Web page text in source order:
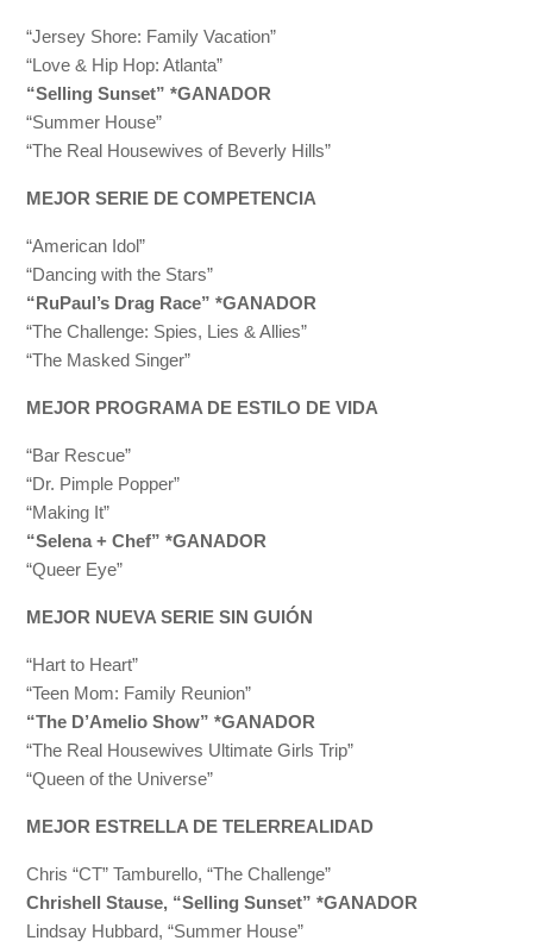
“Jersey Shore: Family Vacation”
“Love & Hip Hop: Atlanta”
“Selling Sunset” *GANADOR
“Summer House”
“The Real Housewives of Beverly Hills”
MEJOR SERIE DE COMPETENCIA
“American Idol”
“Dancing with the Stars”
“RuPaul’s Drag Race” *GANADOR
“The Challenge: Spies, Lies & Allies”
“The Masked Singer”
MEJOR PROGRAMA DE ESTILO DE VIDA
“Bar Rescue”
“Dr. Pimple Popper”
“Making It”
“Selena + Chef” *GANADOR
“Queer Eye”
MEJOR NUEVA SERIE SIN GUIÓN
“Hart to Heart”
“Teen Mom: Family Reunion”
“The D’Amelio Show” *GANADOR
“The Real Housewives Ultimate Girls Trip”
“Queen of the Universe”
MEJOR ESTRELLA DE TELERREALIDAD
Chris “CT” Tamburello, “The Challenge”
Chrishell Stause, “Selling Sunset” *GANADOR
Lindsay Hubbard, “Summer House”